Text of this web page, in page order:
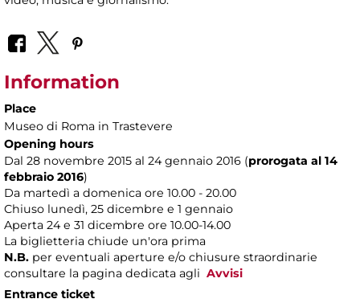
Information
Place
Museo di Roma in Trastevere
Opening hours
Dal 28 novembre 2015 al 24 gennaio 2016 (prorogata al 14
febbraio 2016)
Da martedì a domenica ore 10.00 - 20.00
Chiuso lunedì, 25 dicembre e 1 gennaio
Aperta 24 e 31 dicembre ore 10.00-14.00
La biglietteria chiude un'ora prima
N.B. per eventuali aperture e/o chiusure straordinarie
consultare la pagina dedicata agli Avvisi
Entrance ticket